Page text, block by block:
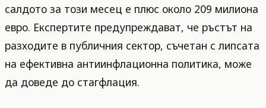
салдото за този месец е плюс около 209 милиона
евро. Експертите предупреждават, че ръстът на
разходите в публичния сектор, съчетан с липсата
на ефективна антиинфлационна политика, може
да доведе до стагфлация.